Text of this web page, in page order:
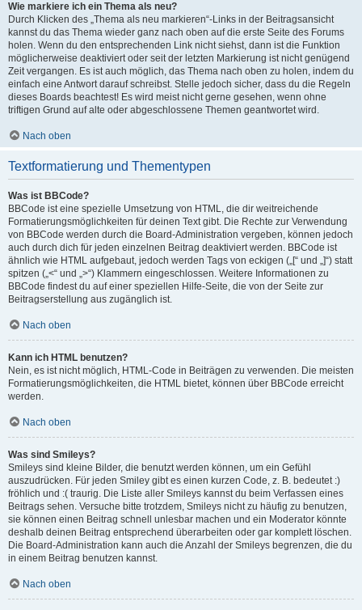
Wie markiere ich ein Thema als neu?
Durch Klicken des „Thema als neu markieren“-Links in der Beitragsansicht
kannst du das Thema wieder ganz nach oben auf die erste Seite des Forums
holen. Wenn du den entsprechenden Link nicht siehst, dann ist die Funktion
möglicherweise deaktiviert oder seit der letzten Markierung ist nicht genügend
Zeit vergangen. Es ist auch möglich, das Thema nach oben zu holen, indem du
einfach eine Antwort darauf schreibst. Stelle jedoch sicher, dass du die Regeln
dieses Boards beachtest! Es wird meist nicht gerne gesehen, wenn ohne
triftigen Grund auf alte oder abgeschlossene Themen geantwortet wird.
Nach oben
Textformatierung und Thementypen
Was ist BBCode?
BBCode ist eine spezielle Umsetzung von HTML, die dir weitreichende
Formatierungsmöglichkeiten für deinen Text gibt. Die Rechte zur Verwendung
von BBCode werden durch die Board-Administration vergeben, können jedoch
auch durch dich für jeden einzelnen Beitrag deaktiviert werden. BBCode ist
ähnlich wie HTML aufgebaut, jedoch werden Tags von eckigen („[“ und „]“) statt
spitzen („<“ und „>“) Klammern eingeschlossen. Weitere Informationen zu
BBCode findest du auf einer speziellen Hilfe-Seite, die von der Seite zur
Beitragserstellung aus zugänglich ist.
Nach oben
Kann ich HTML benutzen?
Nein, es ist nicht möglich, HTML-Code in Beiträgen zu verwenden. Die meisten
Formatierungsmöglichkeiten, die HTML bietet, können über BBCode erreicht
werden.
Nach oben
Was sind Smileys?
Smileys sind kleine Bilder, die benutzt werden können, um ein Gefühl
auszudrücken. Für jeden Smiley gibt es einen kurzen Code, z. B. bedeutet :)
fröhlich und :( traurig. Die Liste aller Smileys kannst du beim Verfassen eines
Beitrags sehen. Versuche bitte trotzdem, Smileys nicht zu häufig zu benutzen,
sie können einen Beitrag schnell unlesbar machen und ein Moderator könnte
deshalb deinen Beitrag entsprechend überarbeiten oder gar komplett löschen.
Die Board-Administration kann auch die Anzahl der Smileys begrenzen, die du
in einem Beitrag benutzen kannst.
Nach oben